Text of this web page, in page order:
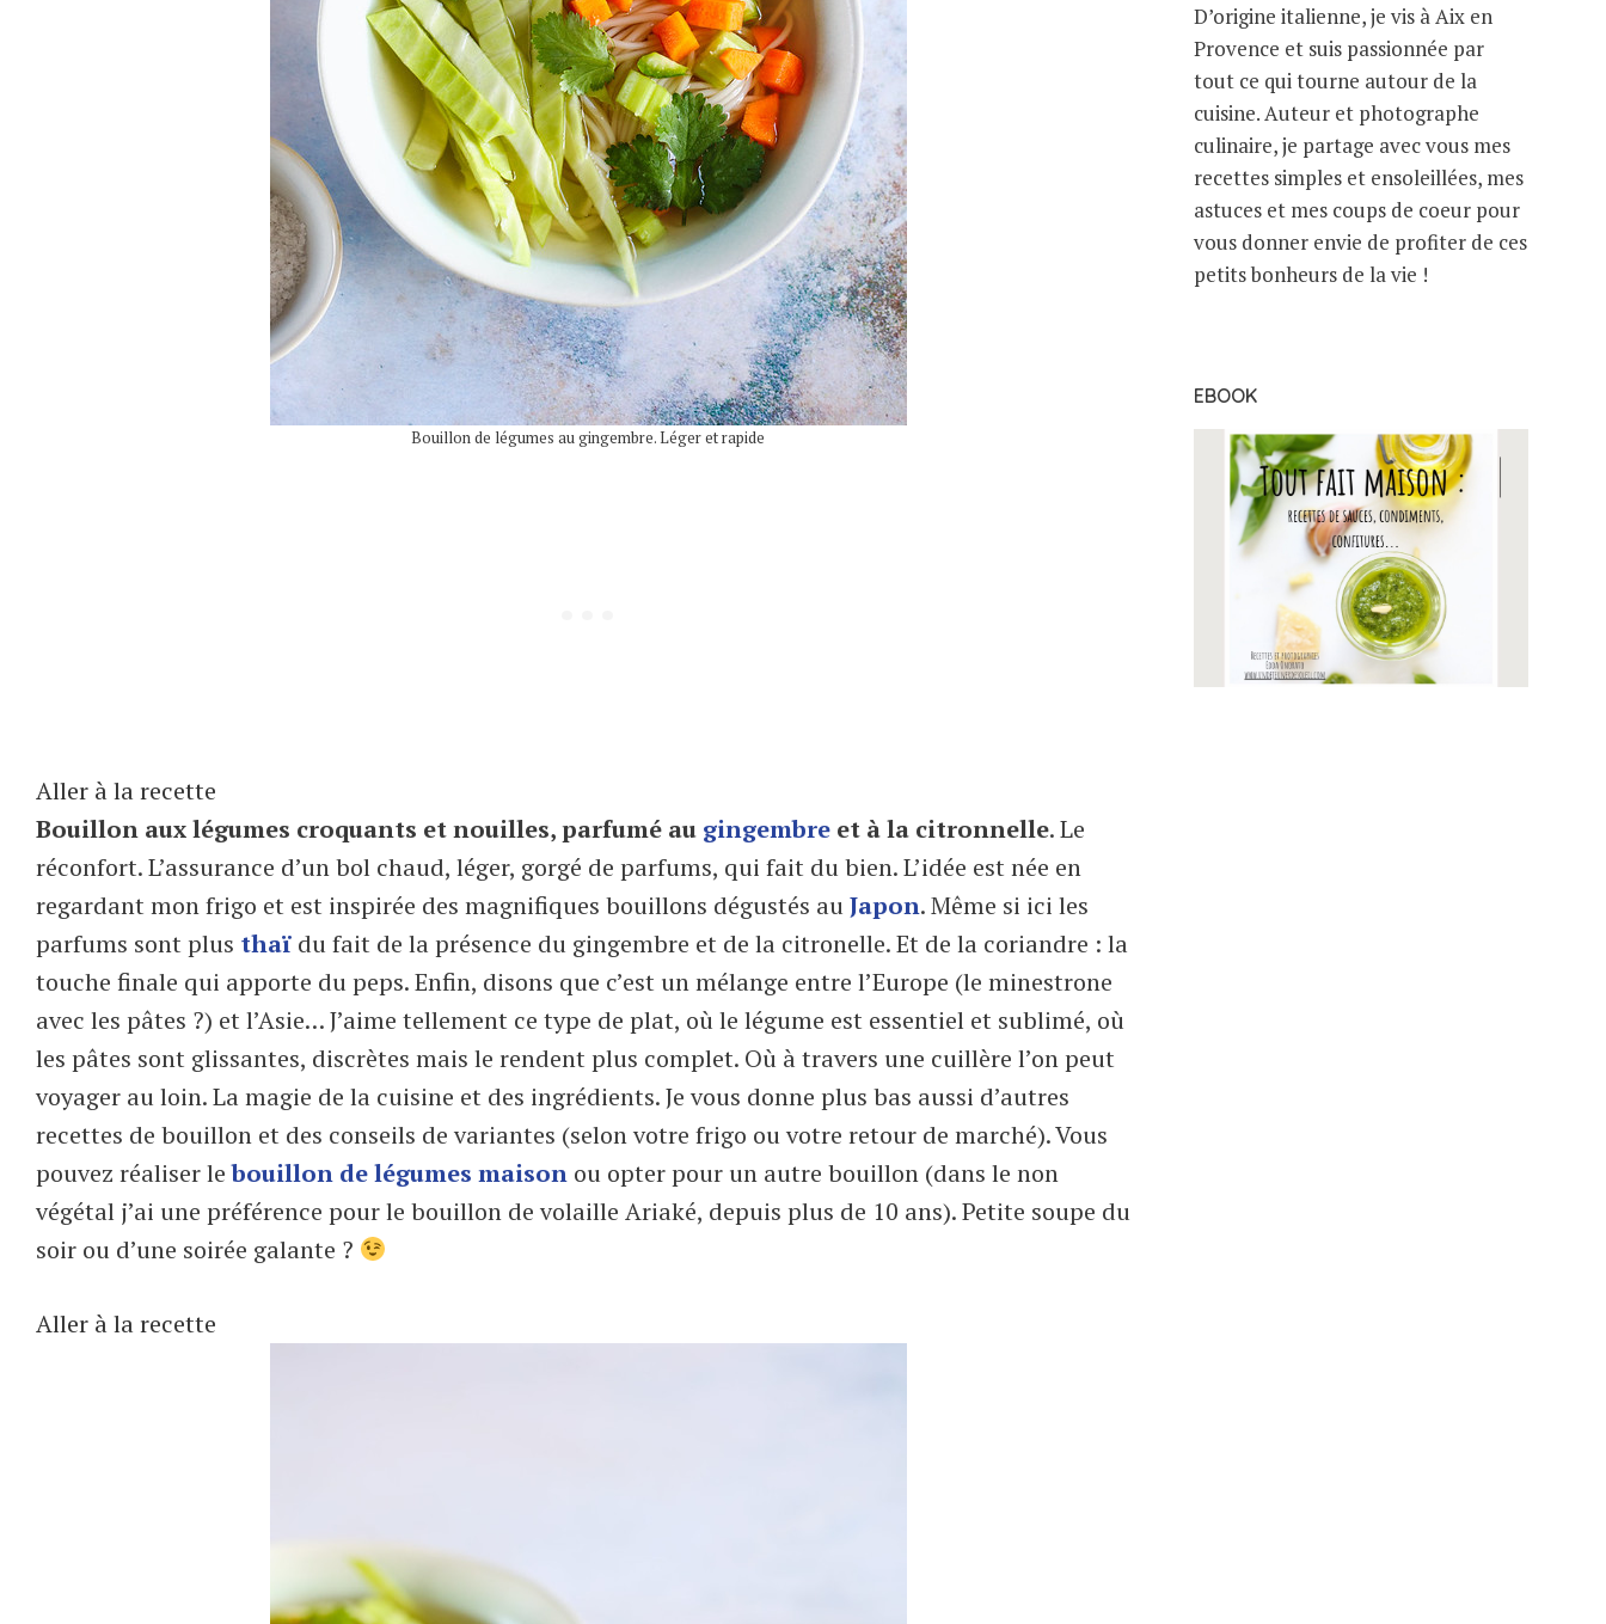
Bouillon de légumes au gingembre. Léger et rapide
Aller à la recette
Bouillon aux légumes croquants et nouilles, parfumé au gingembre et à la citronnelle. Le
réconfort. L’assurance d’un bol chaud, léger, gorgé de parfums, qui fait du bien. L’idée est née en
regardant mon frigo et est inspirée des magnifiques bouillons dégustés au Japon. Même si ici les
parfums sont plus thaï du fait de la présence du gingembre et de la citronelle. Et de la coriandre : la
touche finale qui apporte du peps. Enfin, disons que c’est un mélange entre l’Europe (le minestrone
avec les pâtes ?) et l’Asie… J’aime tellement ce type de plat, où le légume est essentiel et sublimé, où
les pâtes sont glissantes, discrètes mais le rendent plus complet. Où à travers une cuillère l’on peut
voyager au loin. La magie de la cuisine et des ingrédients. Je vous donne plus bas aussi d’autres
recettes de bouillon et des conseils de variantes (selon votre frigo ou votre retour de marché). Vous
pouvez réaliser lebouillon de légumes maison ou opter pour un autre bouillon (dans le non
végétal j’ai une préférence pour le bouillon de volaille Ariaké, depuis plus de 10 ans). Petite soupe du
soir ou d’une soirée galante ?
Aller à la recette
D’origine italienne, je vis à Aix en
Provence et suis passionnée par
tout ce qui tourne autour de la
cuisine. Auteur et photographe
culinaire, je partage avec vous mes
recettes simples et ensoleillées, mes
astuces et mes coups de coeur pour
vous donner envie de profiter de ces
petits bonheurs de la vie !
EBOOK